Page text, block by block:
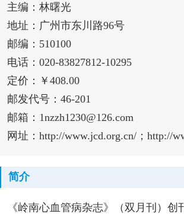
主编：林曙光
地址：广州市东川路96号
邮编：510100
电话：020-83827812-10295
定价：￥408.00
邮发代号：46-201
邮箱：1nzzh1230@126.com
网址：http://www.jcd.org.cn/；http://
简介
《岭南心血管病杂志》（双月刊）创